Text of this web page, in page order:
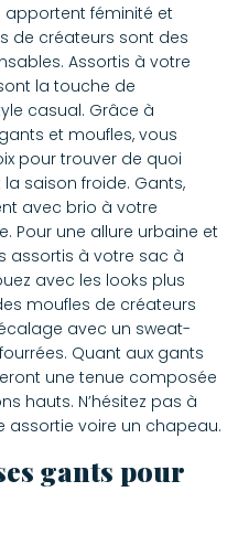
apportent féminité et
de créateurs sont des
Assortis à votre
la touche de
casual. Grâce à
et moufles, vous
pour trouver de quoi
saison froide. Gants,
avec brio à votre
Pour une allure urbaine et
assortis à votre sac à
avec les looks plus
moufles de créateurs
avec un sweat-
Quant aux gants
une tenue composée
hauts. N’hésitez pas à
assortie voire un chapeau.
gants pour